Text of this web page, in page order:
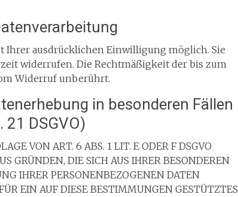
Ihrer ausdrücklichen Einwilligung möglich. Sie
widerrufen. Die Rechtmäßigkeit der bis zum
Widerruf unberührt.
in besonderen Fällen
DSGVO)
VON ART. 6 ABS. 1 LIT. E ODER F DSGVO
GRÜNDEN, DIE SICH AUS IHRER BESONDEREN
IHRER PERSONENBEZOGENEN DATEN
EIN AUF DIESE BESTIMMUNGEN GESTÜTZTES